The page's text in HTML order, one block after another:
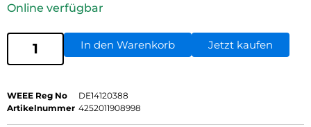
Online verfügbar
In den Warenkorb Jetzt kaufen
WEEE Reg No
DE14120388
Artikelnummer 4252011908998